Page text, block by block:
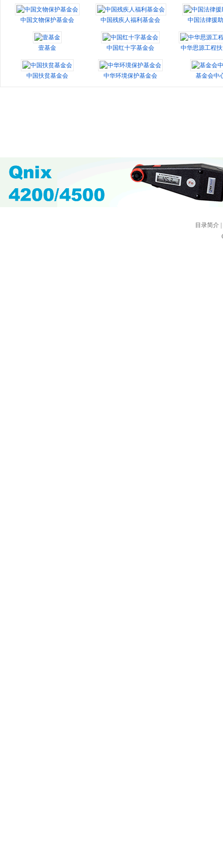
中国文物保护基金会 中国残疾人福利基金会 中国法律援
壹基金 中国红十字基金会 中华思源工程
中国扶贫基金会 中华环境保护基金会 基金会中
目录简介